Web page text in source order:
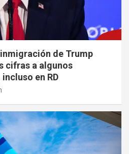
de Trump
cifras a algunos
en RD